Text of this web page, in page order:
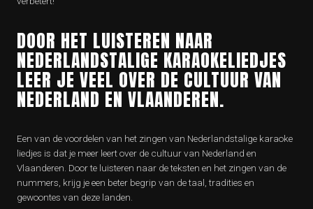
DOOR HET LUISTEREN NAAR
NEDERLANDSTALIGE KARAOKELIEDJES
LEER JE VEEL OVER DE CULTUUR VAN
NEDERLAND EN VLAANDEREN.
Een van de voordelen van het zingen van Nederlandstalige karaoke
liedjes is dat je meer leert over de cultuur van Nederland en
Vlaanderen. Door te luisteren naar de teksten en het zingen van de
nummers, krijg je een beter begrip van de taal, tradities en
gewoontes van deze landen.